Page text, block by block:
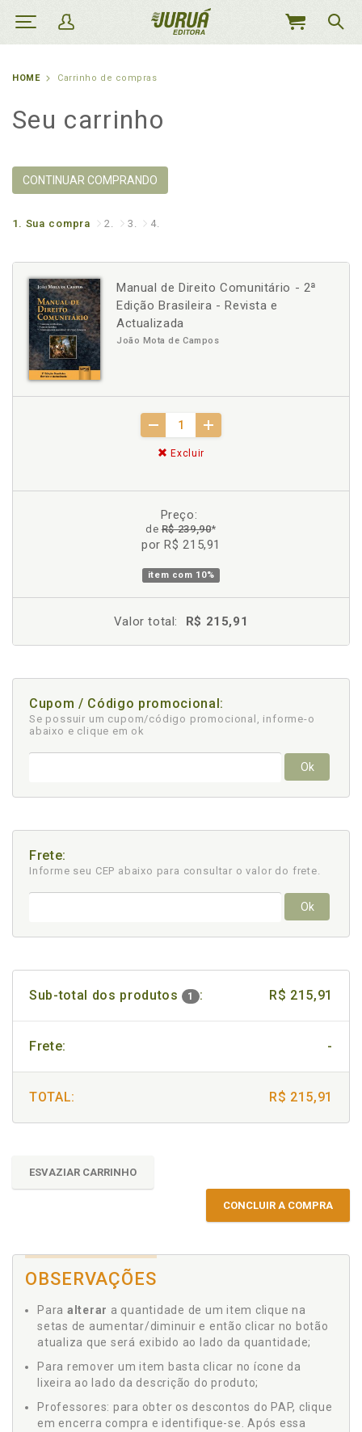
MEU
HOME Carrinho de compras
Seu carrinho
CONTINUAR COMPRANDO
1. Sua compra 2. 3. 4.
Manual de Direito Comunitário - 2ª
Edição Brasileira - Revista e
Actualizada
João Mota de Campos
Excluir
Preço:
deR$ 239,90*
por R$ 215,91
item com 10%
Valor total: R$ 215,91
Cupom / Código promocional:
Se possuir um cupom/código promocional, informe-o
abaixo e clique em ok
Ok
Frete:
Informe seu CEP abaixo para consultar o valor do frete.
Ok
Sub-total dos produtos 1 : R$ 215,91
Frete: -
TOTAL: R$ 215,91
ESVAZIAR CARRINHO
CONCLUIR A COMPRA
OBSERVAÇÕES
Para alterar a quantidade de um item clique na
setas de aumentar/diminuir e então clicar no botão
atualiza que será exibido ao lado da quantidade;
Para remover um item basta clicar no ícone da
lixeira ao lado da descrição do produto;
Professores: para obter os descontos do PAP, clique
em encerra compra e identifique-se. Após essa